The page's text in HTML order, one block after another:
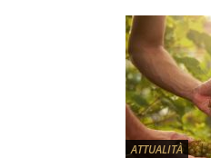
ATTUALITÀ